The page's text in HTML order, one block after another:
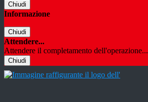
Chiudi
Informazione
Chiudi
Attendere...
Attendere il completamento dell'operazione...
Chiudi